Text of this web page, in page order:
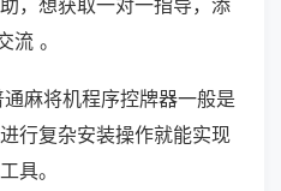
，想获取一对一指导，添
。
麻将机程序控牌器一般是
行复杂安装操作就能实现
具。